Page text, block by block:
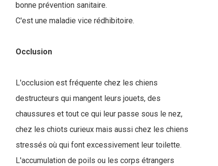
bonne prévention sanitaire.
C'est une maladie vice rédhibitoire.
Occlusion
L'occlusion est fréquente chez les chiens
destructeurs qui mangent leurs jouets, des
chaussures et tout ce qui leur passe sous le nez,
chez les chiots curieux mais aussi chez les chiens
stressés où qui font excessivement leur toilette.
L'accumulation de poils ou les corps étrangers